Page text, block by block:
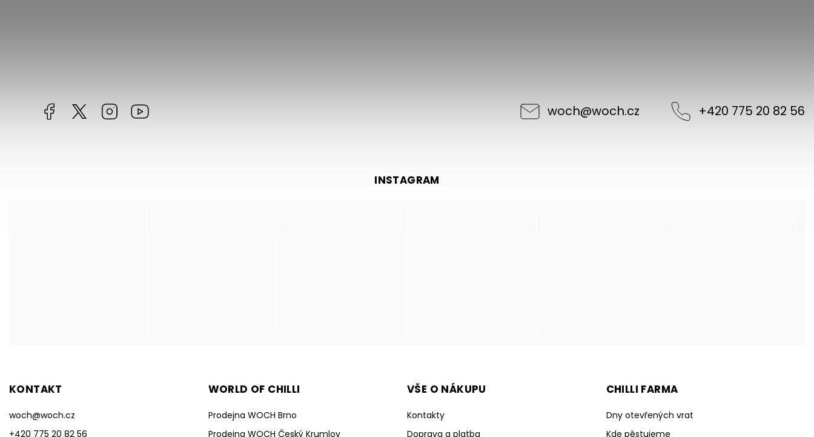
Facebookhttps://twitter.com/worldofchilli
Instagram woch@woch.cz +420 775 20 82 56
KONTAKT
woch@woch.cz
+420 775 20 82 56
WORLD OF CHILLI
Prodejna WOCH Brno
Prodejna WOCH Český Krumlov
VŠE O NÁKUPU
Kontakty
Doprava a platba
CHILLI FARMA
Dny otevřených vrat
Kde pěstujeme
INSTAGRAM